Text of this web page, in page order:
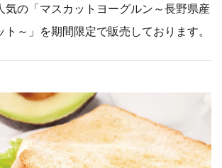
気の「マスカットヨーグルン～長野県産
ト～」を期間限定で販売しております。